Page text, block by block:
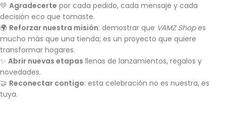
💚 Agradecerte por cada pedido, cada mensaje y cada
decisión eco que tomaste.
🌍 Reforzar nuestra misión: demostrar que VAMZ Shopes
mucho más que una tienda; es un proyecto que quiere
transformar hogares.
✨ Abrir nuevas etapas llenas de lanzamientos, regalos y
novedades.
🤝 Reconectar contigo: esta celebración no es nuestra, es
tuya.